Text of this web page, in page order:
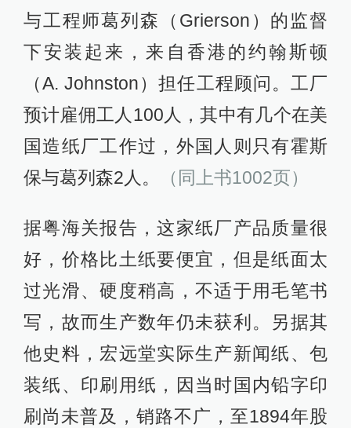
与工程师葛列森（Grierson）的监督
下安装起来，来自香港的约翰斯顿
（A. Johnston）担任工程顾问。工厂
预计雇佣工人100人，其中有几个在美
国造纸厂工作过，外国人则只有霍斯
保与葛列森2人。
（同上书1002页）
据粤海关报告，这家纸厂产品质量很
好，价格比土纸要便宜，但是纸面太
过光滑、硬度稍高，不适于用毛笔书
写，故而生产数年仍未获利。另据其
他史料，宏远堂实际生产新闻纸、包
装纸、印刷用纸，因当时国内铅字印
刷尚未普及，销路不广，至1894年股